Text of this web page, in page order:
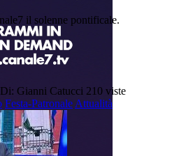
il solenne pontificale.
Di: Gianni Catucci 210 viste
Festa-Patronale Attualità